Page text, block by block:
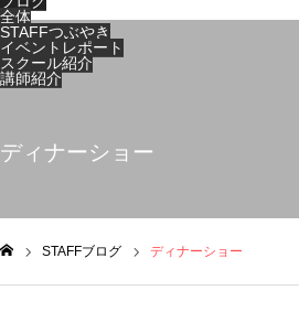
全体
STAFFつぶやき
イベントレポート
スクール紹介
講師紹介
ディナーショー
STAFFブログ ディナーショー